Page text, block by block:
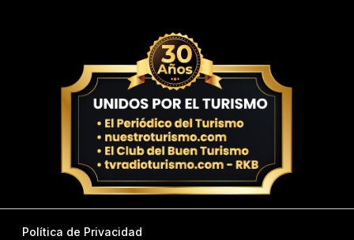
Política de Privacidad